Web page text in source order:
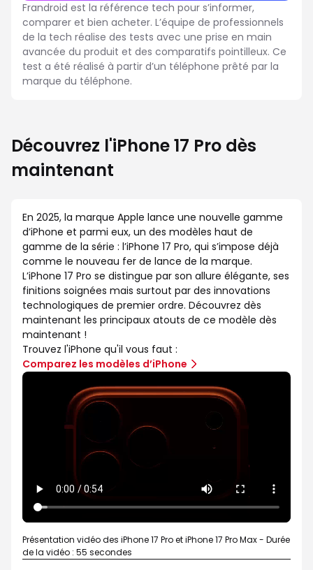
Frandroid est la référence tech pour s’informer,
comparer et bien acheter. L’équipe de professionnels
de la tech réalise des tests avec une prise en main
avancée du produit et des comparatifs pointilleux. Ce
test a été réalisé à partir d’un téléphone prêté par la
marque du téléphone.
Découvrez l'iPhone 17 Pro dès
maintenant
En 2025, la marque Apple lance une nouvelle gamme
d’iPhone et parmi eux, un des modèles haut de
gamme de la série : l’iPhone 17 Pro, qui s’impose déjà
comme le nouveau fer de lance de la marque.
L’iPhone 17 Pro se distingue par son allure élégante, ses
finitions soignées mais surtout par des innovations
technologiques de premier ordre. Découvrez dès
maintenant les principaux atouts de ce modèle dès
maintenant !
Trouvez l'iPhone qu'il vous faut :
Comparez les modèles d’iPhone
Présentation vidéo des iPhone 17 Pro et iPhone 17 Pro Max - Durée
de la vidéo : 55 secondes